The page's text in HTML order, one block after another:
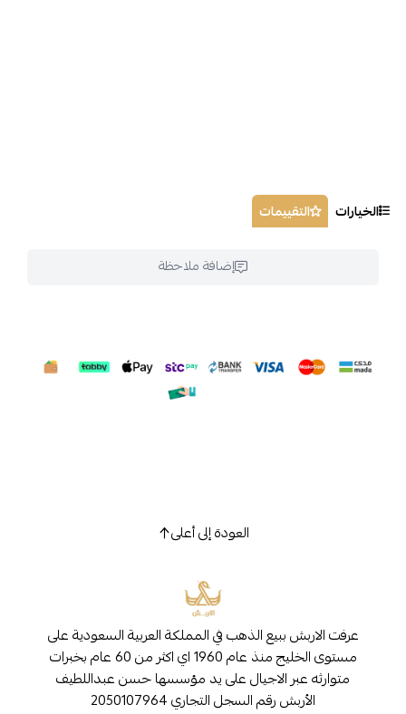
الخيارات التقييمات
إضافة ملاحظة
العودة إلى أعلى
عرفت الاربش ببيع الذهب في المملكة العربية السعودية على
مستوى الخليج منذ عام 1960 اي اكثر من 60 عام بخبرات
متوارثه عبر الاجيال على يد مؤسسها حسن عبداللطيف
الأربش رقم السجل التجاري 2050107964